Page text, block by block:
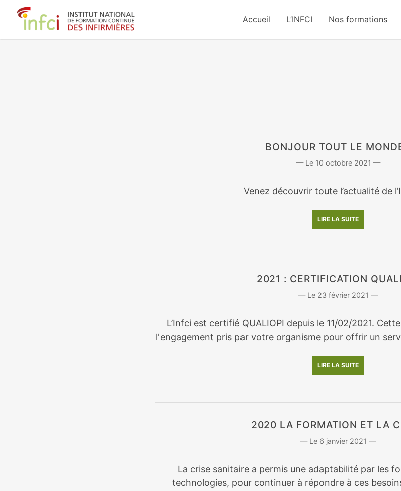
Accueil L’INFCI Nos formations
BONJOUR TOUT LE
10 octobre 2021
Venez découvrir toute l’actualité de
LIRE LA SUITE
2021 : CERTIFICATION
23 février 2021
L’Infci est certifié QUALIOPI depuis le 11/02/2021.
l'engagement pris par votre organisme pour offrir un
LIRE LA SUITE
2020 LA FORMATION ET LA
6 janvier 2021
La crise sanitaire a permis une adaptabilité par les
technologies, pour continuer à répondre à ces